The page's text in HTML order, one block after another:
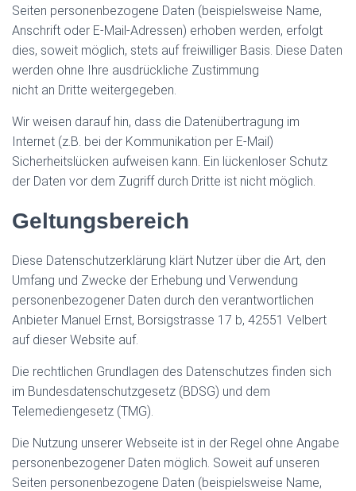
Seiten personenbezogene Daten (beispielsweise Name,
Anschrift oder E-Mail-Adressen) erhoben werden, erfolgt
dies, soweit möglich, stets auf freiwilliger Basis. Diese Daten
werden ohne Ihre ausdrückliche Zustimmung
nicht an Dritte weitergegeben.
Wir weisen darauf hin, dass die Datenübertragung im
Internet (z.B. bei der Kommunikation per E-Mail)
Sicherheitslücken aufweisen kann. Ein lückenloser Schutz
der Daten vor dem Zugriff durch Dritte ist nicht möglich.
Geltungsbereich
Diese Datenschutzerklärung klärt Nutzer über die Art, den
Umfang und Zwecke der Erhebung und Verwendung
personenbezogener Daten durch den verantwortlichen
Anbieter Manuel Ernst, Borsigstrasse 17 b, 42551 Velbert
auf dieser Website auf.
Die rechtlichen Grundlagen des Datenschutzes finden sich
im Bundesdatenschutzgesetz (BDSG) und dem
Telemediengesetz (TMG).
Die Nutzung unserer Webseite ist in der Regel ohne Angabe
personenbezogener Daten möglich. Soweit auf unseren
Seiten personenbezogene Daten (beispielsweise Name,